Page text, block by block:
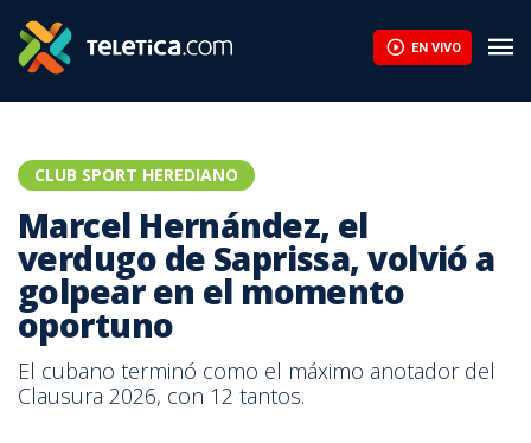
EN VIVO
CLUB SPORT HEREDIANO
Marcel Hernández, el
verdugo de Saprissa, volvió a
golpear en el momento
oportuno
El cubano terminó como el máximo anotador del
Clausura 2026, con 12 tantos.